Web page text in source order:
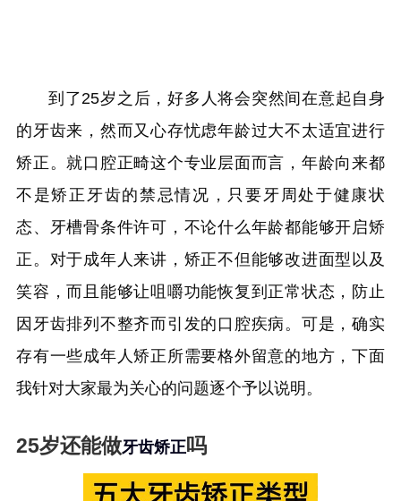
到了25岁之后，好多人将会突然间在意起自身
的牙齿来，然而又心存忧虑年龄过大不太适宜进行
矫正。就口腔正畸这个专业层面而言，年龄向来都
不是矫正牙齿的禁忌情况，只要牙周处于健康状
态、牙槽骨条件许可，不论什么年龄都能够开启矫
正。对于成年人来讲，矫正不但能够改进面型以及
笑容，而且能够让咀嚼功能恢复到正常状态，防止
因牙齿排列不整齐而引发的口腔疾病。可是，确实
存有一些成年人矫正所需要格外留意的地方，下面
我针对大家最为关心的问题逐个予以说明。
25岁还能做牙齿矫正吗